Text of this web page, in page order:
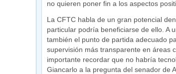
no quieren poner fin a los aspectos
La CFTC habla de un gran potencial
particular podría beneficiarse de ello. A
también el punto de partida adecuado
supervisión más transparente en áreas
importante recordar que no habría
Giancarlo a la pregunta del senador de